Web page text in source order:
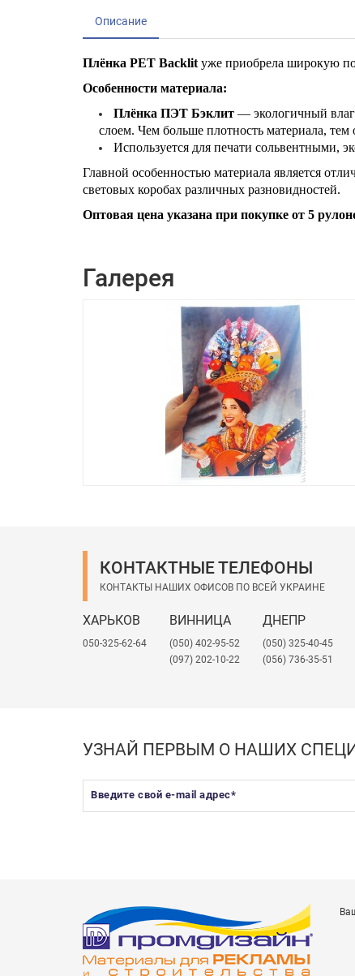
Описание
Плёнка PET Backlit уже приобрела широкую
Особенности материала:
Плёнка ПЭТ Бэклит — экологичный
слоем. Чем больше плотность материала, тем
Используется для печати сольвентными,
Главной особенностью материала является
световых коробах различных разновидностей.
Оптовая цена указана при покупке от 5
Галерея
КОНТАКТНЫЕ ТЕЛЕФОНЫ
КОНТАКТЫ НАШИХ ОФИСОВ ПО ВСЕЙ УКРАИНЕ
ХАРЬКОВ
050-325-62-64
ВИННИЦА
(050) 402-95-52
(097) 202-10-22
ДНЕПР
(050) 325-40-45
(056) 736-35-51
УЗНАЙ ПЕРВЫМ О НАШИХ
Введите свой e-mail адрес*